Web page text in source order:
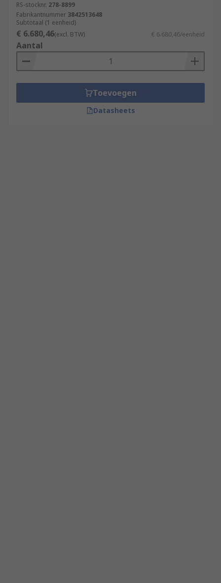
RS-stocknr. 278-8899
Fabrikantnummer 3842513648
Subtotaal (1 eenheid)
€ 6.680,46(excl. BTW) € 6.680,46/eenheid
Aantal
Toevoegen
Datasheets